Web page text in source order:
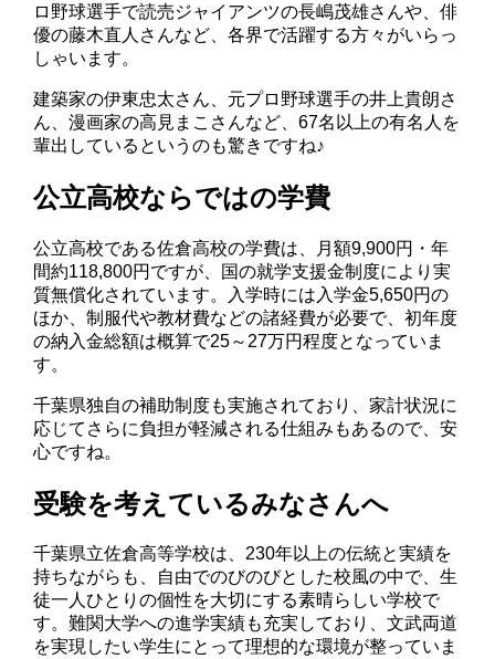
ロ野球選手で読売ジャイアンツの長嶋茂雄さんや、俳
優の藤木直人さんなど、各界で活躍する方々がいらっ
しゃいます。
建築家の伊東忠太さん、元プロ野球選手の井上貴朗さ
ん、漫画家の高見まこさんなど、67名以上の有名人を
輩出しているというのも驚きですね♪
公立高校ならではの学費
公立高校である佐倉高校の学費は、月額9,900円・年
間約118,800円ですが、国の就学支援金制度により実
質無償化されています。入学時には入学金5,650円の
ほか、制服代や教材費などの諸経費が必要で、初年度
の納入金総額は概算で25～27万円程度となっていま
す。
千葉県独自の補助制度も実施されており、家計状況に
応じてさらに負担が軽減される仕組みもあるので、安
心ですね。
受験を考えているみなさんへ
千葉県立佐倉高等学校は、230年以上の伝統と実績を
持ちながらも、自由でのびのびとした校風の中で、生
徒一人ひとりの個性を大切にする素晴らしい学校で
す。難関大学への進学実績も充実しており、文武両道
を実現したい学生にとって理想的な環境が整っていま